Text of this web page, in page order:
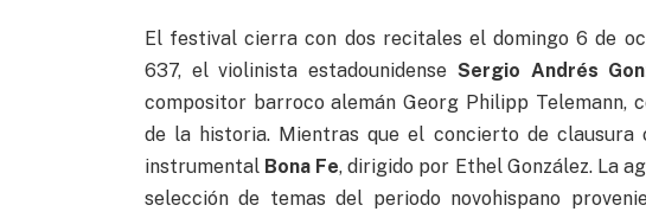
El festival cierra con dos recitales el domingo 6 de
637, el violinista estadounidense Sergio Andrés
compositor barroco alemán Georg Philipp Telemann,
de la historia. Mientras que el concierto de
instrumental Bona Fe, dirigido por Ethel González. La
selección de temas del periodo novohispano